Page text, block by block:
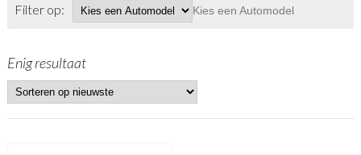
Filter op: Kies een Automodel
Enig resultaat